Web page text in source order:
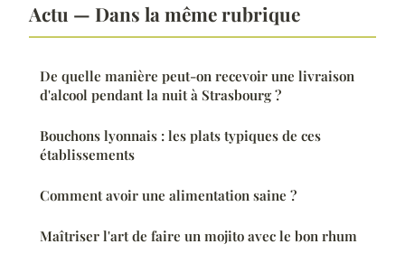
Actu — Dans la même rubrique
De quelle manière peut-on recevoir une livraison
d'alcool pendant la nuit à Strasbourg ?
Bouchons lyonnais : les plats typiques de ces
établissements
Comment avoir une alimentation saine ?
Maîtriser l'art de faire un mojito avec le bon rhum